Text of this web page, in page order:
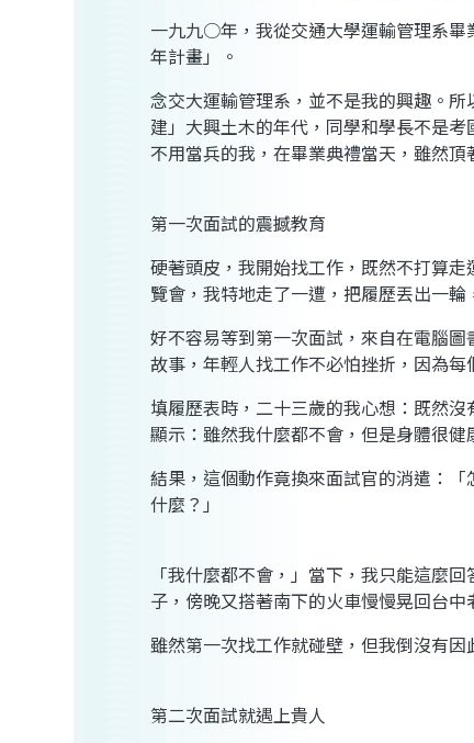
一九九○年，我從交通大學運輸管理系畢
年計畫」。
念交大運輸管理系，並不是我的興趣。
建」大興土木的年代，同學和學長不是
不用當兵的我，在畢業典禮當天，雖然
第一次面試的震撼教育
硬著頭皮，我開始找工作，既然不打算
覽會，我特地走了一遭，把履歷丟出一
好不容易等到第一次面試，來自在電腦
故事，年輕人找工作不必怕挫折，因為每
填履歷表時，二十三歲的我心想：既然
顯示：雖然我什麼都不會，但是身體很健
結果，這個動作竟換來面試官的消遣：
什麼？」
「我什麼都不會，」當下，我只能這麼
子，傍晚又搭著南下的火車慢慢晃回台中
雖然第一次找工作就碰壁，但我倒沒有
第二次面試就遇上貴人